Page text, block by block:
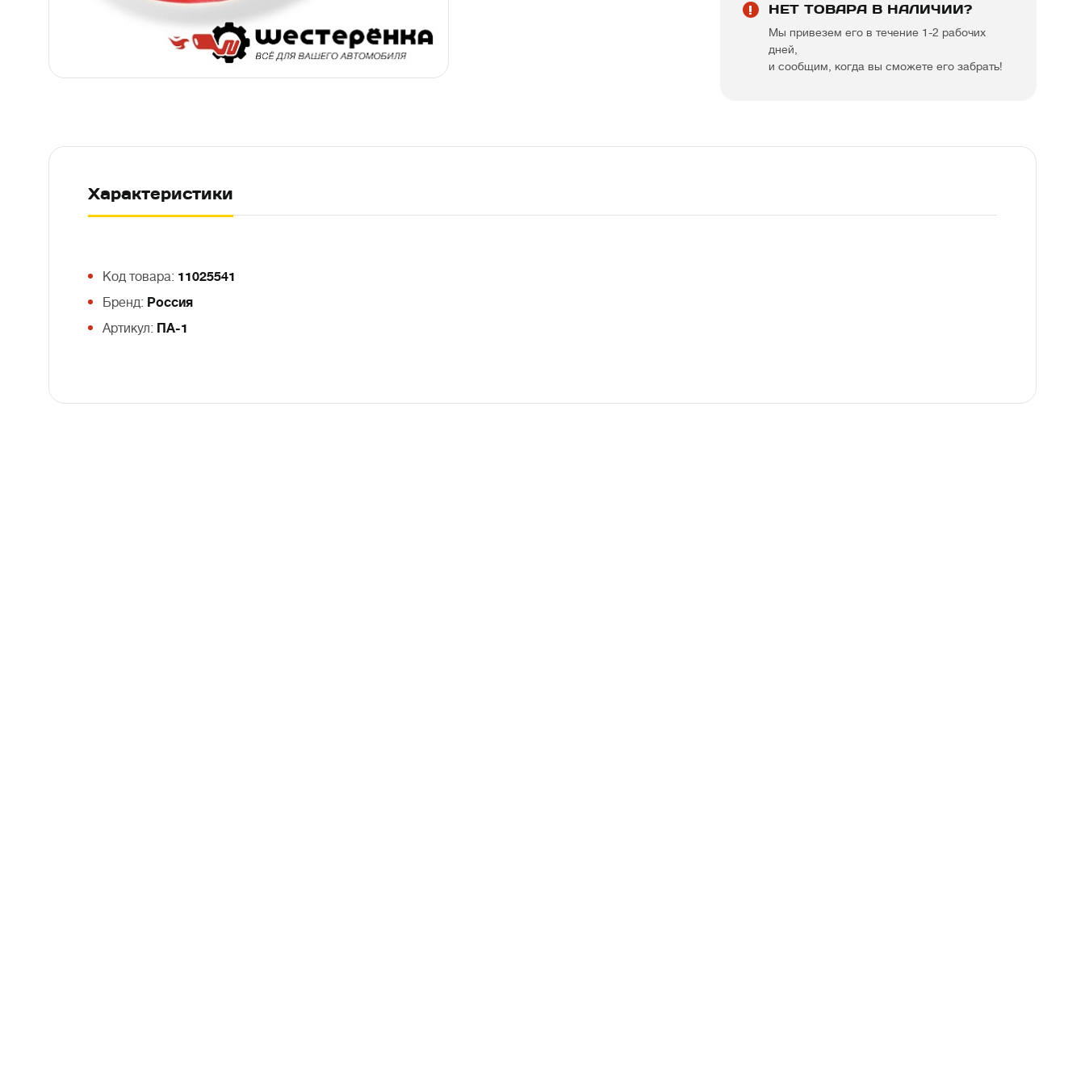
НЕТ ТОВАРА В НАЛИЧИИ?
Мы привезем его в течение 1-2 рабочих
дней,
и сообщим, когда вы сможете его забрать!
Характеристики
Код товара: 11025541
Бренд: Россия
Артикул: ПА-1